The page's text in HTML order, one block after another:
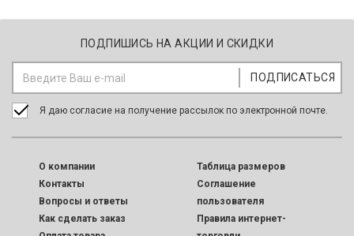
ПОДПИШИСЬ НА АКЦИИ И СКИДКИ
Я даю согласие на получение рассылок по электронной почте.
O компании
Контакты
Вопросы и ответы
Как сделать заказ
Таблица размеров
Соглашение
пользователя
Правила интернет-